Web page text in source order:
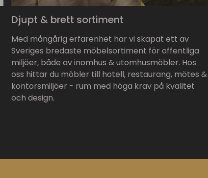
Djupt & brett sortiment
Med mångårig erfarenhet har vi skapat ett av
Sveriges bredaste möbelsortiment för offentliga
miljöer, både av inomhus & utomhusmöbler. Hos
oss hittar du möbler till hotell, restaurang, mötes &
kontorsmiljöer - rum med höga krav på kvalitet
och design.